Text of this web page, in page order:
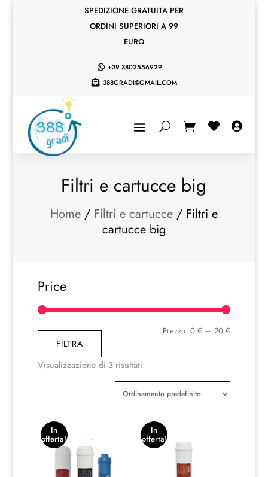
SPEDIZIONE GRATUITA PER
ORDINI SUPERIORI A 99
EURO
 +39 3802556929
 388GRADI@GMAIL.COM
 
Filtri e cartucce big
Home/ Filtri e cartucce/ Filtri e
cartucce big
Price
FILTRA
Prezzo:0 € —20 €
Visualizzazione di 3 risultati
In
offerta!
In
offerta!